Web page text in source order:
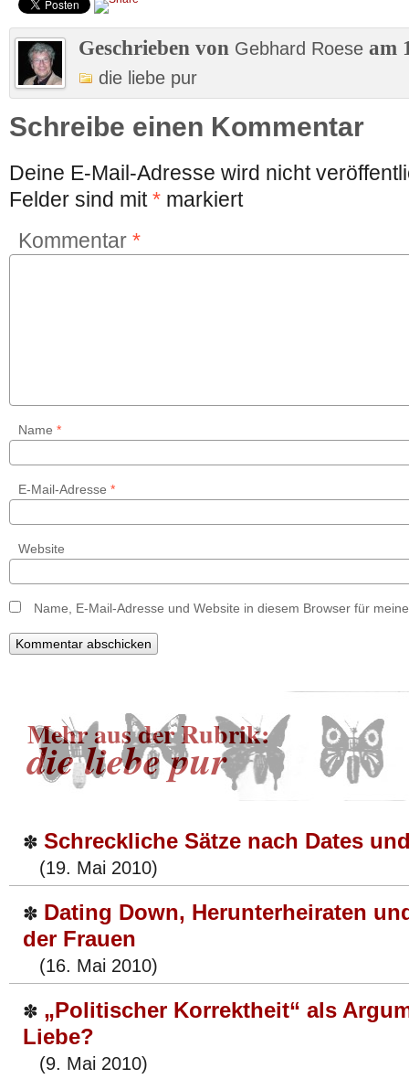
Geschrieben von Gebhard Roese am
die liebe pur
Schreibe einen Kommentar
Deine E-Mail-Adresse wird nicht
Felder sind mit* markiert
Kommentar *
Name *
E-Mail-Adresse *
Website
Name, E-Mail-Adresse und Website in diesem Browser für
Mehr aus der Rubrik:
die liebe pur
✽ Schreckliche Sätze nach Dates
(19. Mai 2010)
✽ Dating Down, Herunterheiraten
der Frauen
(16. Mai 2010)
✽ „Politischer Korrektheit“ als
Liebe?
(9. Mai 2010)